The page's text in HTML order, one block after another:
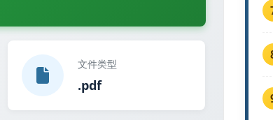
文件类型
.pdf